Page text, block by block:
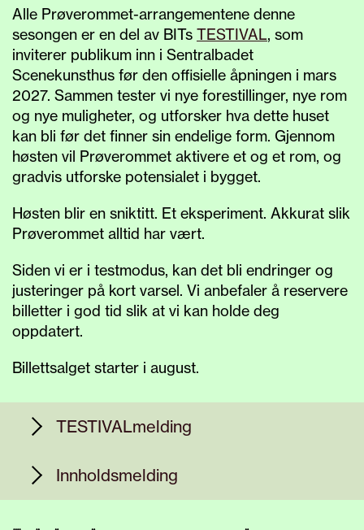
Alle Prøverommet-arrangementene denne
sesongen er en del av BITs TESTIVAL, som
inviterer publikum inn i Sentralbadet
Scenekunsthus før den offisielle åpningen i mars
2027. Sammen tester vi nye forestillinger, nye rom
og nye muligheter, og utforsker hva dette huset
kan bli før det finner sin endelige form. Gjennom
høsten vil Prøverommet aktivere et og et rom, og
gradvis utforske potensialet i bygget.
Høsten blir en sniktitt. Et eksperiment. Akkurat slik
Prøverommet alltid har vært.
Siden vi er i testmodus, kan det bli endringer og
justeringer på kort varsel. Vi anbefaler å reservere
billetter i god tid slik at vi kan holde deg
oppdatert.
Billettsalget starter i august.
TESTIVALmelding
Dette arrangementet er en del av BIT
Innholdsmelding